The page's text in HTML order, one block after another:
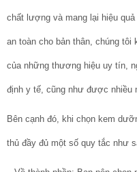
chất lượng và mang lại hiệu
an toàn cho bản thân, chúng
của những thương hiệu uy tín,
định y tế, cũng như được nhiều
Bên cạnh đó, khi chọn kem
thủ đầy đủ một số quy tắc như